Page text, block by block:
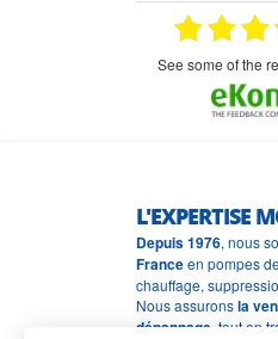
see some of the
bien rien a dire .what else
L'EXPERTISE
Depuis 1976, nous
Franceen pompes
chauffage,
Nous assuronsla
dépannage , tout en